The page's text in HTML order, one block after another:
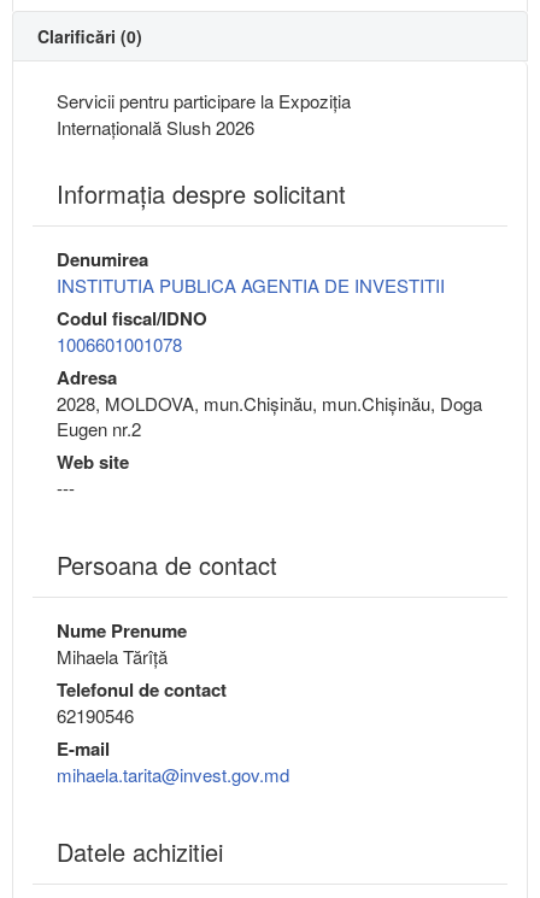
Clarificări (0)
Servicii pentru participare la Expoziția
Internațională Slush 2026
Informaţia despre solicitant
Denumirea
INSTITUTIA PUBLICA AGENTIA DE INVESTITII
Codul fiscal/IDNO
1006601001078
Adresa
2028, MOLDOVA, mun.Chişinău, mun.Chişinău, Doga
Eugen nr.2
Web site
---
Persoana de contact
Nume Prenume
Mihaela Tărîță
Telefonul de contact
62190546
E-mail
mihaela.tarita@invest.gov.md
Datele achizitiei